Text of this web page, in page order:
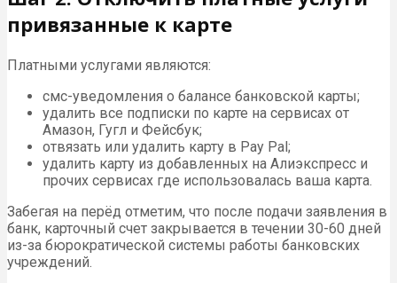
привязанные к карте
Платными услугами являются:
смс-уведомления о балансе банковской карты;
удалить все подписки по карте на сервисах от
Амазон, Гугл и Фейсбук;
отвязать или удалить карту в Pay Pal;
удалить карту из добавленных на Алиэкспресс и
прочих сервисах где использовалась ваша карта.
Забегая на перёд отметим, что после подачи заявления в
банк, карточный счет закрывается в течении 30-60 дней
из-за бюрократической системы работы банковских
учреждений.